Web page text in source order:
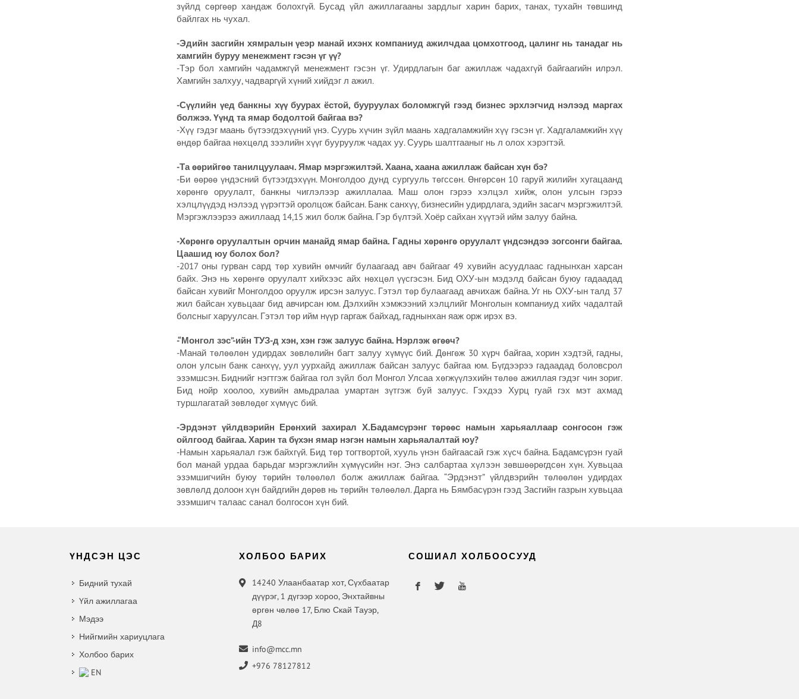
зүйлд сөргөөр хандаж болохгүй. Бусад үйл ажиллагааны зардлыг харин барих, танах, тухайн төвшинд
байлгах нь чухал.
-Эдийн засгийн хямралын үеэр манай ихэнх компаниуд ажилчдаа цомхотгоод, цалинг нь танадаг нь
хамгийн буруу менежмент гэсэн үг үү?
-Тэр бол хамгийн чадамжгүй менежмент гэсэн үг. Удирдлагын баг ажиллаж чадахгүй байгаагийн илрэл.
Хамгийн залхуу, чадваргүй хүний хийдэг л ажил.
-Сүүлийн үед банкны хүү буурах ёстой, бууруулах боломжгүй гээд бизнес эрхлэгчид нэлээд маргах
болжээ. Үүнд та ямар бодолтой байгаа вэ?
-Хүү гэдэг маань бүтээгдэхүүний үнэ. Суурь хүчин зүйл маань хадгаламжийн хүү гэсэн үг. Хадгаламжийн хүү
өндөр байгаа нөхцөлд зээлийн хүүг бууруулж чадах уу. Суурь шалтгааныг нь л олох хэрэгтэй.
-Та өөрийгөө танилцуулаач. Ямар мэргэжилтэй. Хаана, хаана ажиллаж байсан хүн бэ?
-Би өөрөө үндэсний бүтээгдэхүүн. Монголдоо дунд сургууль төгссөн. Өнгөрсөн 10 гаруй жилийн хугацаанд
хөрөнгө оруулалт, банкны чиглэлээр ажиллалаа. Маш олон гэрээ хэлцэл хийж, олон улсын гэрээ
хэлцлүүдэд нэлээд үүрэгтэй оролцож байсан. Банк санхүү, бизнесийн удирдлага, эдийн засагч мэргэжилтэй.
Мэргэжлээрээ ажиллаад 14,15 жил болж байна. Гэр бүлтэй. Хоёр сайхан хүүтэй ийм залуу байна.
-Хөрөнгө оруулалтын орчин манайд ямар байна. Гадны хөрөнгө оруулалт үндсэндээ зогсонги байгаа.
Цаашид юу болох бол?
-2017 оны гурван сард төр хувийн өмчийг булаагаад авч байгааг 49 хувийн асуудлаас гаднынхан харсан
байх. Энэ нь хөрөнгө оруулалт хийхээс айх нөхцөл үүсгэсэн. Бид ОХУ-ын мэдэлд байсан буюу гадаадад
байсан хувийг Монголдоо оруулж ирсэн залуус. Гэтэл төр булаагаад авчихаж байна. Уг нь ОХУ-ын талд 37
жил байсан хувьцааг бид авчирсан юм. Дэлхийн хэмжээний хэлцлийг Монголын компаниуд хийх чадалтай
болсныг харуулсан. Гэтэл төр ийм нүүр гаргаж байхад, гаднынхан яаж орж ирэх вэ.
-“Монгол зэс”-ийн ТУЗ-д хэн, хэн гэж залуус байна. Нэрлэж өгөөч?
-Манай төлөөлөн удирдах зөвлөлийн багт залуу хүмүүс бий. Дөнгөж 30 хүрч байгаа, хорин хэдтэй, гадны,
олон улсын банк санхүү, уул уурхайд ажиллаж байсан залуус байгаа юм. Бүгдээрээ гадаадад боловсрол
эзэмшсэн. Биднийг нэгтгэж байгаа гол зүйл бол Монгол Улсаа хөгжүүлэхийн төлөө ажиллая гэдэг чин зориг.
Бид нойр хоолоо, хувийн амьдралаа умартан зүтгэж буй залуус. Гэхдээ Хурц гуай гэх мэт ахмад
туршлагатай зөвлөдөг хүмүүс бий.
-Эрдэнэт үйлдвэрийн Ерөнхий захирал Х.Бадамсүрэнг төрөөс намын харьяаллаар сонгосон гэж
ойлгоод байгаа. Харин та бүхэн ямар нэгэн намын харьяалалтай юу?
-Намын харьяалал гэж байхгүй. Бид төр тогтвортой, хууль үнэн байгаасай гэж хүсч байна. Бадамсүрэн гуай
бол манай урдаа барьдаг мэргэжлийн хүмүүсийн нэг. Энэ салбартаа хүлээн зөвшөөрөгдсөн хүн. Хувьцаа
эзэмшигчийн буюу төрийн төлөөлөл болж ажиллаж байгаа. “Эрдэнэт” үйлдвэрийн төлөөлөн удирдах
зөвлөлд долоон хүн байдгийн дөрөв нь төрийн төлөөлөл. Дарга нь Бямбасүрэн гээд Засгийн газрын хувьцаа
эзэмшигч талаас санал болгосон хүн бий.
ҮНДСЭН ЦЭС
Бидний тухай
Үйл ажиллагаа
Мэдээ
Нийгмийн хариуцлага
Холбоо барих
EN
ХОЛБОО БАРИХ
14240 Улаанбаатар хот, Сүхбаатар
дүүрэг, 1 дүгээр хороо, Энхтайвны
өргөн чөлөө 17, Блю Скай Тауэр,
Д8
info@mcc.mn
+976 78127812
СОШИАЛ ХОЛБООСУУД